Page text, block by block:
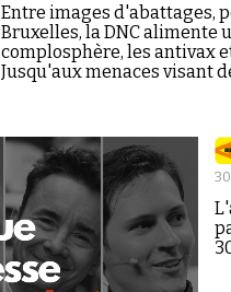
Entre images d'abattages,
Bruxelles, la DNC alimente
complosphère, les antivax
Jusqu'aux menaces visant